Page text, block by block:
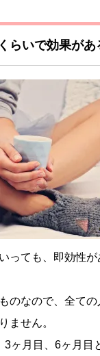
らいで効果があ
っても、即効性
のなので、全て
ません。
3ヶ月目、6ヶ月目